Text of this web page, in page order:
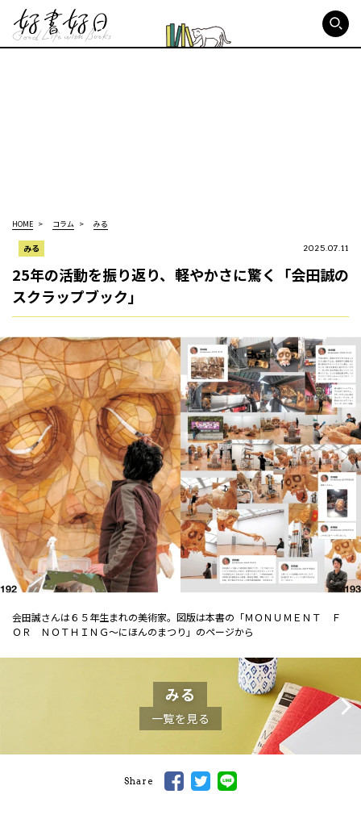
HOME コラム みる
みる 2025.07.11
25年の活動を振り返り、軽やかさに驚く「会田誠の
スクラップブック」
会田誠さんは６５年生まれの美術家。図版は本書の「ＭＯＮＵＭＥＮＴ Ｆ
ＯＲ ＮＯＴＨＩＮＧ～にほんのまつり」のページから
みる
一覧を見る
Share